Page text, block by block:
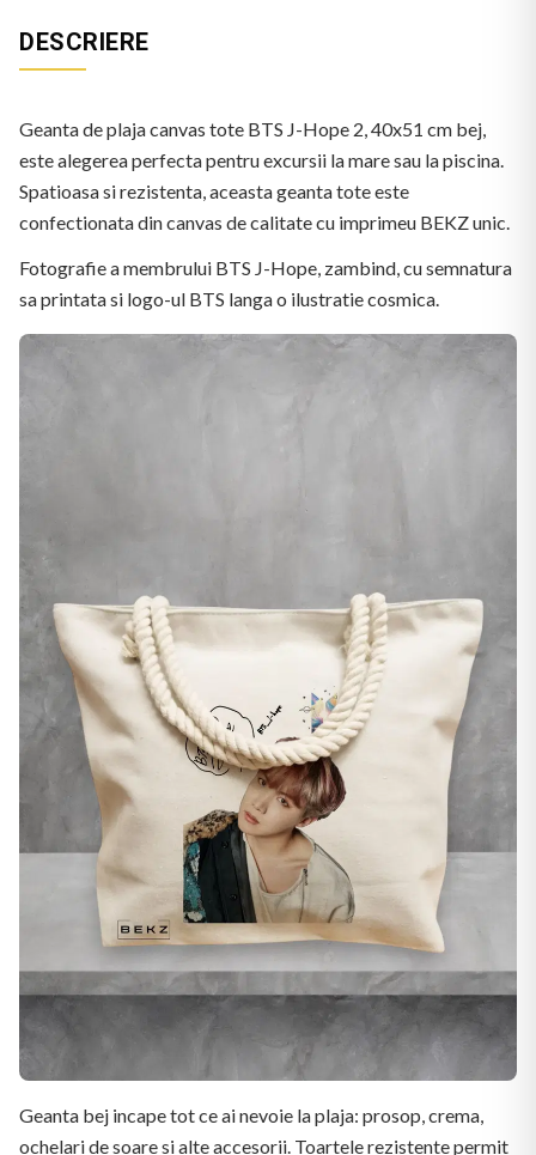
DESCRIERE
Geanta de plaja canvas tote BTS J-Hope 2, 40x51 cm bej,
este alegerea perfecta pentru excursii la mare sau la piscina.
Spatioasa si rezistenta, aceasta geanta tote este
confectionata din canvas de calitate cu imprimeu BEKZ unic.
Fotografie a membrului BTS J-Hope, zambind, cu semnatura
sa printata si logo-ul BTS langa o ilustratie cosmica.
Geanta bej incape tot ce ai nevoie la plaja: prosop, crema,
ochelari de soare si alte accesorii. Toartele rezistente permit